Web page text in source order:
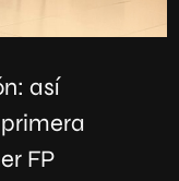
así
FP